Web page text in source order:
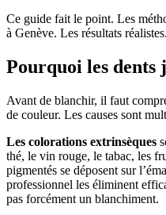
Ce guide fait le point. Les
à Genève. Les résultats
Pourquoi les dents
Avant de blanchir, il faut
de couleur. Les causes sont
Les colorations extrinsèques
thé, le vin rouge, le tabac, les
pigmentés se déposent sur
professionnel les éliminent
pas forcément un blanchiment.